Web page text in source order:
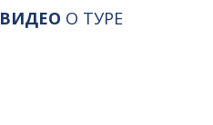
ВИДЕО О ТУРЕ